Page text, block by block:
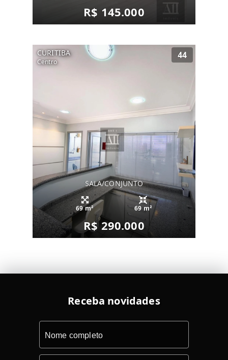
R$ 145.000
CURITIBA
Centro
44
SALA/CONJUNTO
69 m² 69 m²
R$ 290.000
Receba novidades